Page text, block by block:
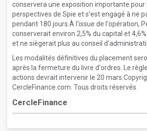
conservera une exposition importante pour
perspectives de Spie et s'est engagé à ne
pendant 180 jours.À l'issue de l'opération,
conserverait environ 2,5% du capital et
et ne siègerait plus au conseil
Les modalités définitives du placement
après la fermeture du livre d'ordres. Le
actions devrait intervenir le 20
CercleFinance.com. Tous droits réservés.
CercleFinance